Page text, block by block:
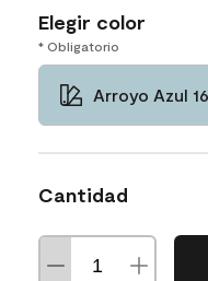
Elegir color
* Obligatorio
Arroyo Azul
Cantidad